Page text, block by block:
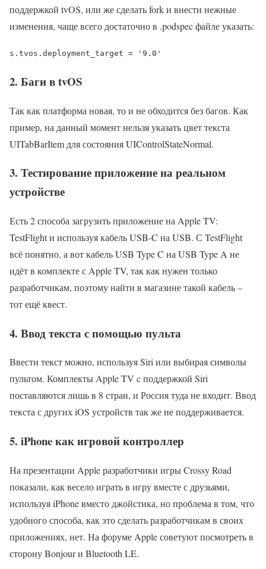
поддержкой tvOS, или же сделать fork и внести нежные
изменения, чаще всего достаточно в .podspec файле указать:
s.tvos.deployment_target = '9.0'
2. Баги в tvOS
Так как платформа новая, то и не обходится без багов. Как
пример, на данный момент нельзя указать цвет текста
UITabBarItem для состояния UIControlStateNormal.
3. Тестирование приложение на реальном
устройстве
Есть 2 способа загрузить приложение на Apple TV:
TestFlight и используя кабель USB-C на USB. С TestFlight
всё понятно, а вот кабель USB Type C на USB Type A не
идёт в комплекте с Apple TV, так как нужен только
разработчикам, поэтому найти в магазине такой кабель –
тот ещё квест.
4. Ввод текста с помощью пульта
Ввести текст можно, используя Siri или выбирая символы
пультом. Комплекты Apple TV c поддержкой Siri
поставляются лишь в 8 стран, и Россия туда не входит. Ввод
текста с других iOS устройств так же не поддерживается.
5. iPhone как игровой контроллер
На презентации Apple разработчики игры Crossy Road
показали, как весело играть в игру вместе с друзьями,
используя iPhone вместо джойстика, но проблема в том, что
удобного способа, как это сделать разработчикам в своих
приложениях, нет. На форуме Apple советуют посмотреть в
сторону Bonjour и Bluetooth LE.